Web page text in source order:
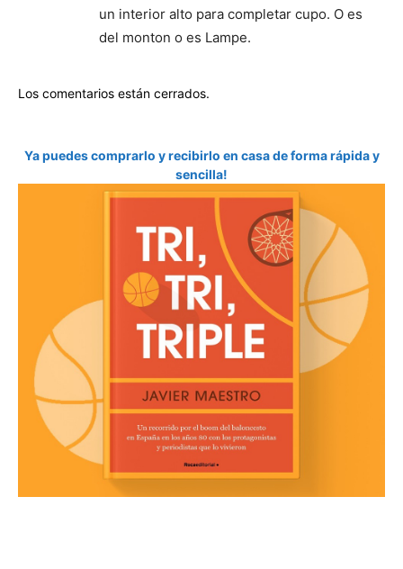
un interior alto para completar cupo. O es
del monton o es Lampe.
Los comentarios están cerrados.
Ya puedes comprarlo y recibirlo en casa de forma rápida y
sencilla!